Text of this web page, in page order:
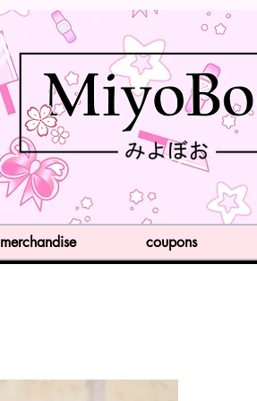
merchandise coupons